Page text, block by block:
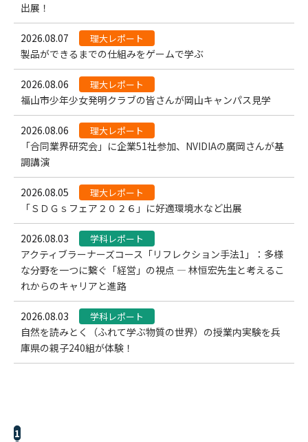
出展！
2026.08.07 理大レポート
製品ができるまでの仕組みをゲームで学ぶ
2026.08.06 理大レポート
福山市少年少女発明クラブの皆さんが岡山キャンパス見学
2026.08.06 理大レポート
「合同業界研究会」に企業51社参加、NVIDIAの廣岡さんが基
調講演
2026.08.05 理大レポート
「ＳＤＧｓフェア２０２６」に好適環境水など出展
2026.08.03 学科レポート
アクティブラーナーズコース「リフレクション手法1」：多様
な分野を一つに繋ぐ「経営」の視点 — 林恒宏先生と考えるこ
れからのキャリアと進路
2026.08.03 学科レポート
自然を読みとく（ふれて学ぶ物質の世界）の授業内実験を兵
庫県の親子240組が体験！
1